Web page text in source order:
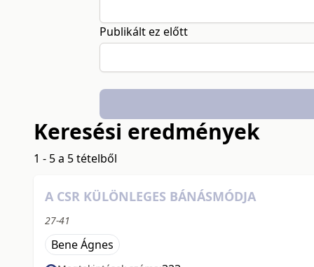
Publikált ez előtt
Keresési eredmények
1 - 5 a 5 tételből
A CSR KÜLÖNLEGES BÁNÁSMÓDJA
27-41
Bene Ágnes